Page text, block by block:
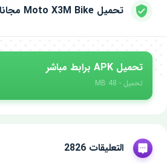
تحميل Moto X3M Bike مجانا للاندرويد
تحميل APK برابط مباشر
تحميل - 48 MB
التعليقات 2826